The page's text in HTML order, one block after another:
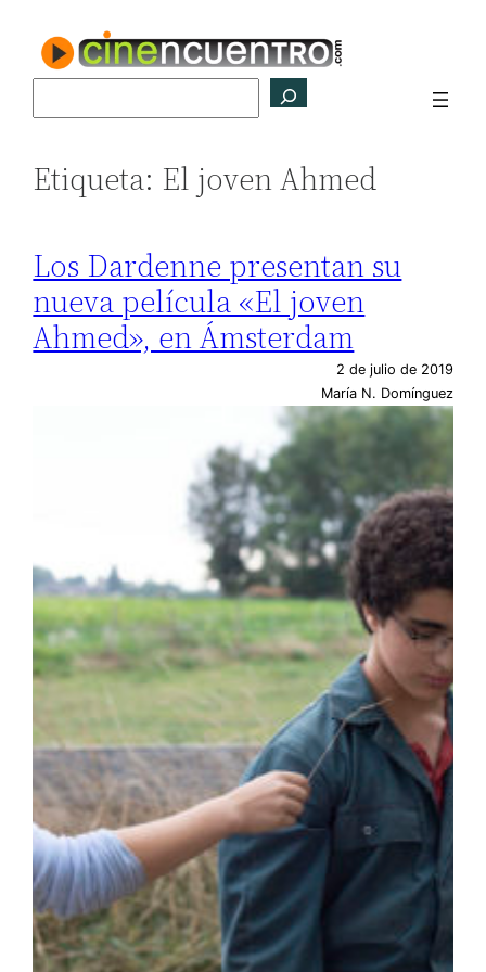
contenido
Etiqueta: El joven Ahmed
Los Dardenne presentan su
nueva película «El joven
Ahmed», en Ámsterdam
2 de julio de 2019
María N. Domínguez